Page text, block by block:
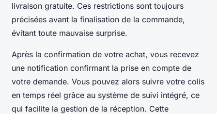
livraison gratuite. Ces restrictions sont toujours
précisées avant la finalisation de la commande,
évitant toute mauvaise surprise.
Après la confirmation de votre achat, vous recevez
une notification confirmant la prise en compte de
votre demande. Vous pouvez alors suivre votre colis
en temps réel grâce au système de suivi intégré, ce
qui facilite la gestion de la réception. Cette